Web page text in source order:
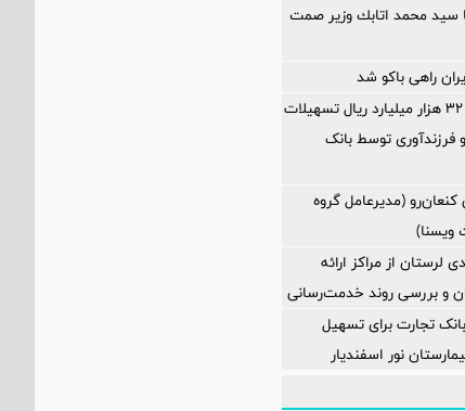
با سيد محمد اتابك وزير صمت
راهی باکو شد
پرداخت افزون بر 32 هزار میلیارد ریال تسهیلات
توسط بانک
(مدیرعامل گروه
لرستان از مراکز ارائه
و بررسی روند خدمت‌رسانی
تجارت برای تسهیل
نور اسفندیار